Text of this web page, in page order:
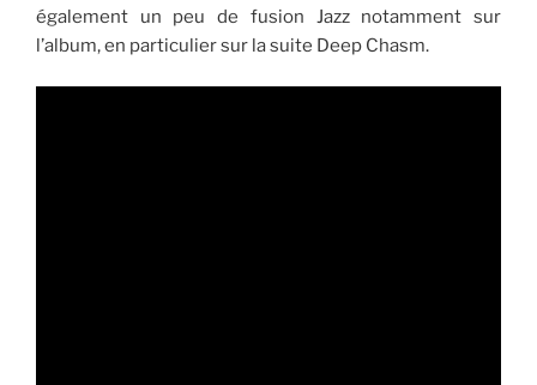
également un peu de fusion Jazz notamment sur
l’album, en particulier sur la suite Deep Chasm.